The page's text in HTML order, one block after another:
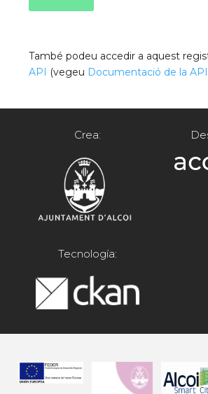
També podeu accedir a aquest
API (vegeu Documentació de la API
Crea:
Tecnología: